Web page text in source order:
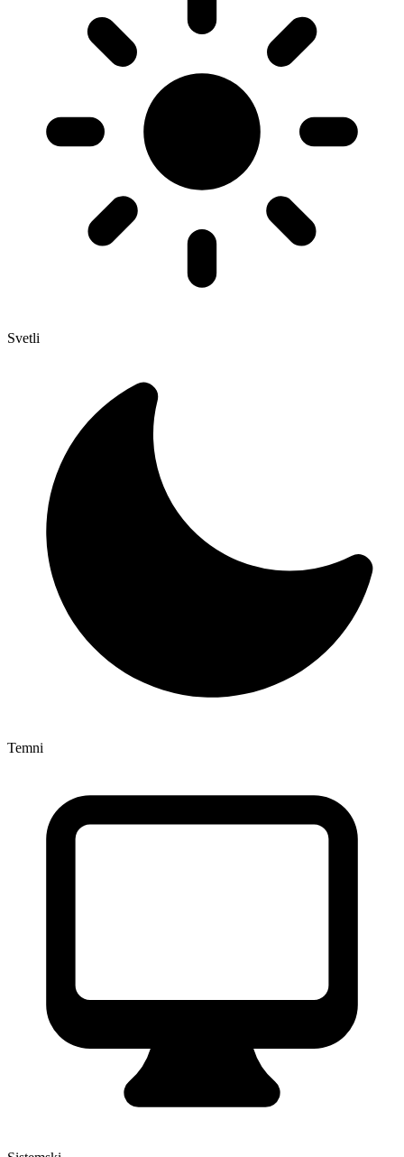
Svetli
Temni